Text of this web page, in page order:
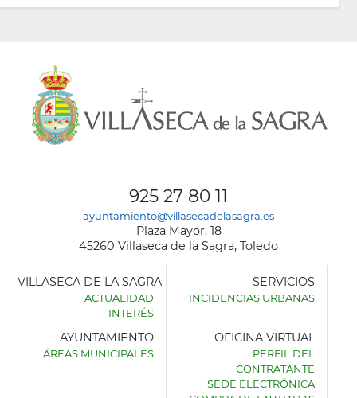
925 27 80 11
ayuntamiento@villasecadelasagra.es
Plaza Mayor, 18
45260 Villaseca de la Sagra, Toledo
AYUNTAMIENTO
VILLASECA DE LA SAGRA
ACTUALIDAD
INTERÉS
SERVICIOS
INCIDENCIAS URBANAS
AYUNTAMIENTO
ÁREAS MUNICIPALES
OFICINA VIRTUAL
PERFIL DEL
CONTRATANTE
SEDE ELECTRÓNICA